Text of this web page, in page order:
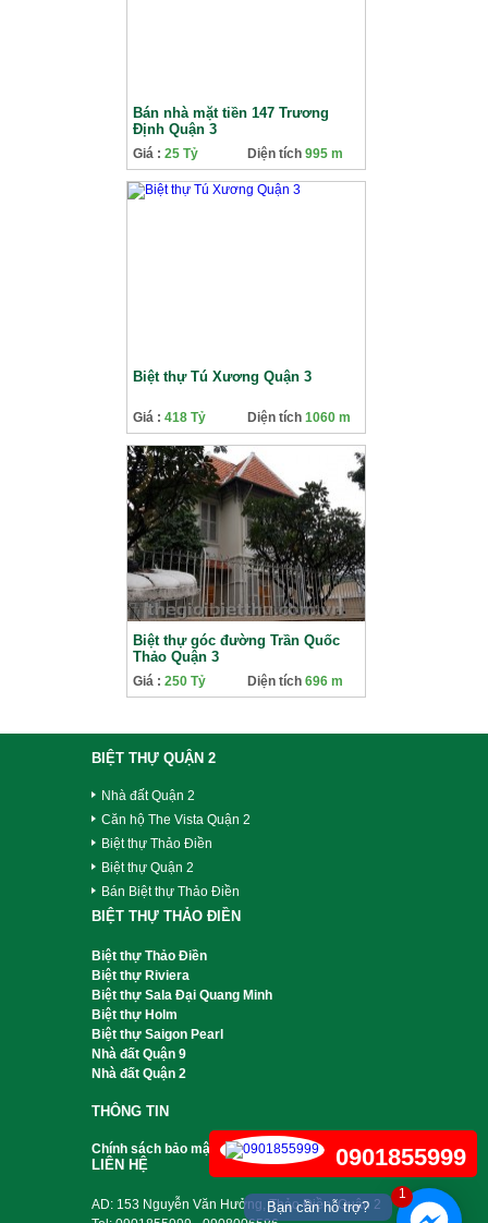
Bán nhà mặt tiền 147 Trương
Định Quận 3
Giá : 25 Tỷ Diện tích 995 m
Biệt thự Tú Xương Quận 3
Giá : 418 Tỷ Diện tích 1060 m
Biệt thự góc đường Trần Quốc
Thảo Quận 3
Giá : 250 Tỷ Diện tích 696 m
BIỆT THỰ QUẬN 2
Nhà đất Quận 2
Căn hộ The Vista Quận 2
Biệt thự Thảo Điền
Biệt thự Quận 2
Bán Biệt thự Thảo Điền
BIỆT THỰ THẢO ĐIỀN
Biệt thự Thảo Điền
Biệt thự Riviera
Biệt thự Sala Đại Quang Minh
Biệt thự Holm
Biệt thự Saigon Pearl
Nhà đất Quận 9
Nhà đất Quận 2
THÔNG TIN
Chính sách bảo mật
LIÊN HỆ
AD: 153 Nguyễn Văn Hưởng, Thảo Điền, Quận 2
0901855999
1
Bạn cần hỗ trợ?